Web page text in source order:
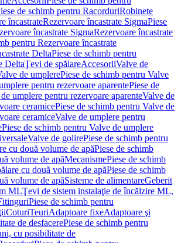
de schimb pentru RacorduriRobinete
încastrateRezervoare încastrate SigmaPiese
încastrate SigmaRezervoare încastrate
pentru Rezervoare încastrate
DeltaPiese de schimb pentru
DeltaŢevi de spălareAccesoriiValve de
de umplerePiese de schimb pentru Valve
pentru rezervoare aparentePiese de
umplere pentru rezervoare aparenteValve de
ceramicePiese de schimb pentru Valve de
ceramiceValve de umplere pentru
Piese de schimb pentru Valve de umplere
Valve de golirePiese de schimb pentru
cu două volume de apăPiese de schimb
volume de apăMecanismePiese de schimb
cu două volume de apăPiese de schimb
volume de apăSisteme de alimentareGeberit
MLŢevi de sistem instalaţie de încălzire ML,
Piese de schimb pentru
CoturiTeuriAdaptoare fixeAdaptoare şi
de desfacerePiese de schimb pentru
cu posibilitate de